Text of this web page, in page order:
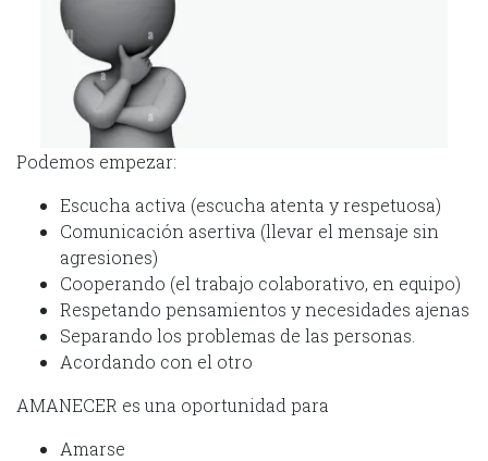
Podemos empezar:
Escucha activa (escucha atenta y respetuosa)
Comunicación asertiva (llevar el mensaje sin
agresiones)
Cooperando (el trabajo colaborativo, en equipo)
Respetando pensamientos y necesidades ajenas
Separando los problemas de las personas.
Acordando con el otro
AMANECER es una oportunidad para
Amarse